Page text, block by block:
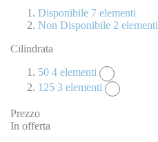
Disponibile 7 elementi
Non Disponibile 2 elementi
Cilindrata
50 4 elementi
125 3 elementi
Prezzo
In offerta